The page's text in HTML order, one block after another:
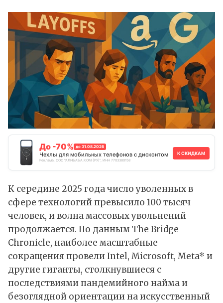
До -70% до 31.08.2026
Чехлы для мобильных телефонов с дисконтом
Реклама. ООО "АЛИБАБА.КОМ (РУ)", ИНН 7703380158
К СКИДКАМ
К середине 2025 года число уволенных в
сфере технологий превысило 100 тысяч
человек, и волна массовых увольнений
продолжается. По даннымThe Bridge
Chronicle, наиболее масштабные
сокращения провелиIntel, Microsoft, Meta* и
другие гиганты, столкнувшиеся с
последствиями пандемийного найма и
безоглядной ориентации наискусственный